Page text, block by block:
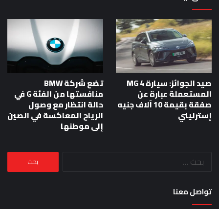
صيد الجوائز: سيارة MG 4
المستعملة عبارة عن
صفقة بقيمة 10 آلاف جنيه
إسترليني
تضع شركة BMW
منافستها من الفئة G في
حالة انتظار مع وصول
الرياح المعاكسة في الصين
إلى موطنها
البحث
تواصل معنا